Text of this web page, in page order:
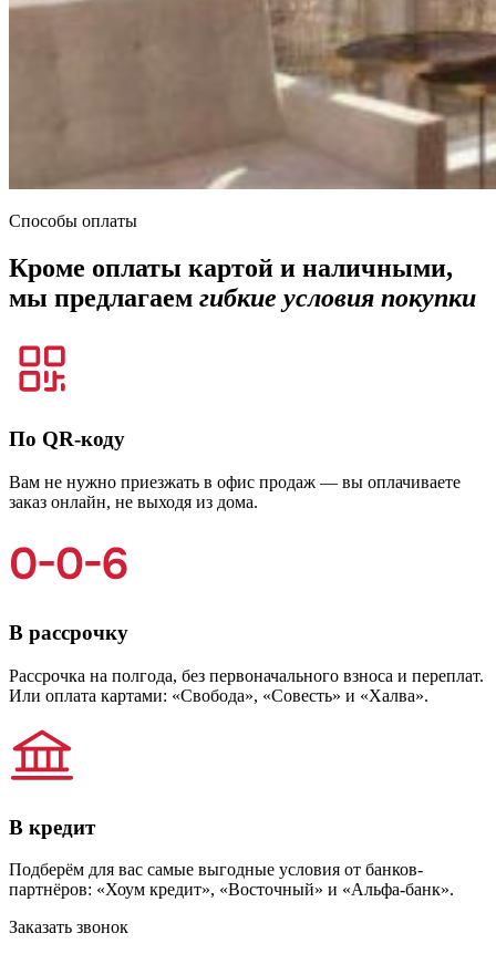
Способы оплаты
Кроме оплаты картой и наличными,
мы предлагаем гибкие условия покупки
По QR-коду
Вам не нужно приезжать в офис продаж — вы оплачиваете
заказ онлайн, не выходя из дома.
В рассрочку
Рассрочка на полгода, без первоначального взноса и переплат.
Или оплата картами: «Свобода», «Совесть» и «Халва».
В кредит
Подберём для вас самые выгодные условия от банков-
партнёров: «Хоум кредит», «Восточный» и «Альфа-банк».
Заказать звонок